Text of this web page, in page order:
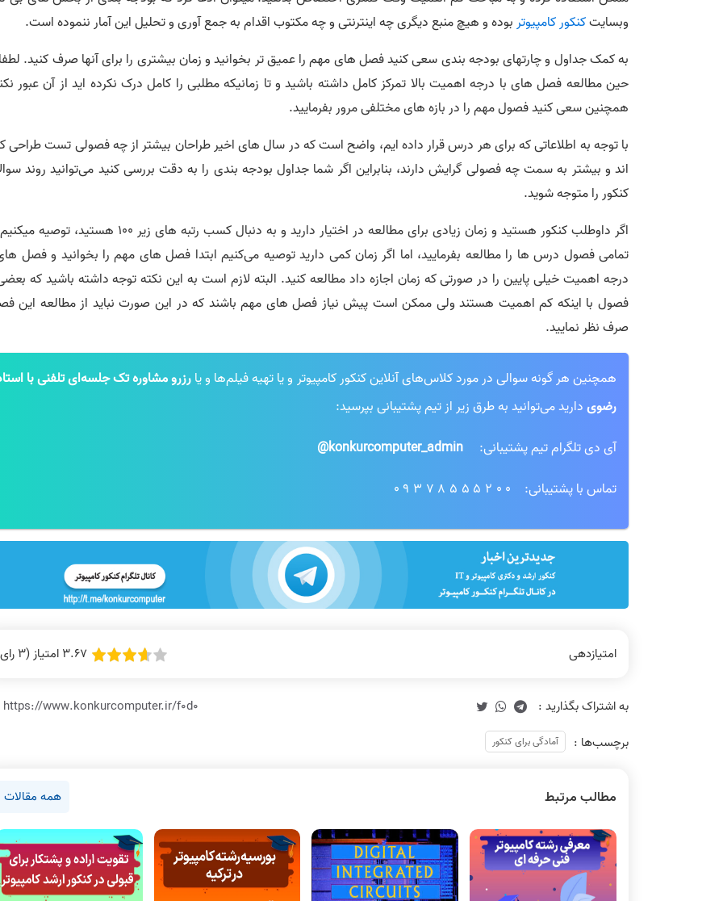
وبسایتکنکور کامپیوتربوده و هیچ منبع دیگری چه اینترنتی و چه مکتوب اقدام به جمع آوری و تحلیل این آمار ننموده است.
به کمک جداول و چارتهای بودجه بندی سعی کنید فصل های مهم را عمیق تر بخوانید و زمان بیشتری را برای آنها صرف کنید.
حین مطالعه فصل های با درجه اهمیت بالا تمرکز کامل داشته باشید و تا زمانیکه مطلبی را کامل درک نکرده اید از آن عبور
همچنین سعی کنید فصول مهم را در بازه های مختلفی مرور بفرمایید.
با توجه به اطلاعاتی که برای هر درس قرار داده ایم، واضح است که در سال های اخیر طراحان بیشتر از چه فصولی تست طراحی
اند و بیشتر به سمت چه فصولی گرایش دارند، بنابراین اگر شما جداول بودجه بندی را به دقت بررسی کنید می‌توانید روند
کنکور را متوجه شوید.
اگر داوطلب کنکور هستید و زمان زیادی برای مطالعه در اختیار دارید و به دنبال کسب رتبه های زیر 100
تمامی فصول درس ها را مطالعه بفرمایید، اما اگر زمان کمی دارید توصیه می‌کنیم ابتدا فصل های مهم را بخوانید و فصل
درجه اهمیت خیلی پایین را در صورتی که زمان اجازه داد مطالعه کنید. البته لازم است به این نکته توجه داشته باشید که
فصول با اینکه کم اهمیت هستند ولی ممکن است پیش نیاز فصل های مهم باشند که در این صورت نباید از مطالعه این
صرف نظر نمایید.
همچنین هر گونه سوالی در مورد کلاس‌های آنلاین کنکور کامپیوتر و یا تهیه فیلم‌ها و یارزرو مشاوره تک جلسه‌ای تلفنی با
رضویدارید می‌توانید به طرق زیر از تیم پشتیبانی بپرسید:
آی دی تلگرام تیم پشتیبانی: konkurcomputer_admin@
تماس با پشتیبانی:
09378555200
امتیازدهی 3.67 امتیاز (3 رای)
https://www.konkurcomputer.ir/f0d0
برچسب‌ها :
آمادگی برای کنکور
مطالب مرتبط همه مقالات